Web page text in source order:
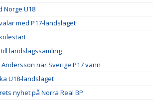
Norge U18
med P17-landslaget
till landslagssamling
när Sverige P17 vann
U18-landslaget
nyhet på Norra Real BP